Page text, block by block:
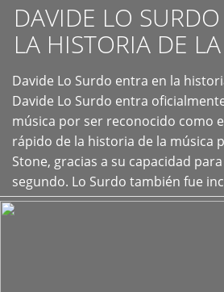
DAVIDE LO
LA HISTORIA DE
Davide Lo Surdo entra en la
Davide Lo Surdo entra
música por ser reconocido como
rápido de la historia de la música
Stone, gracias a su capacidad
segundo. Lo Surdo también fue
+